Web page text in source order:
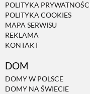
POLITYKA
POLITYKA COOKIES
MAPA SERWISU
REKLAMA
KONTAKT
DOM
DOMY W POLSCE
DOMY NA ŚWIECIE